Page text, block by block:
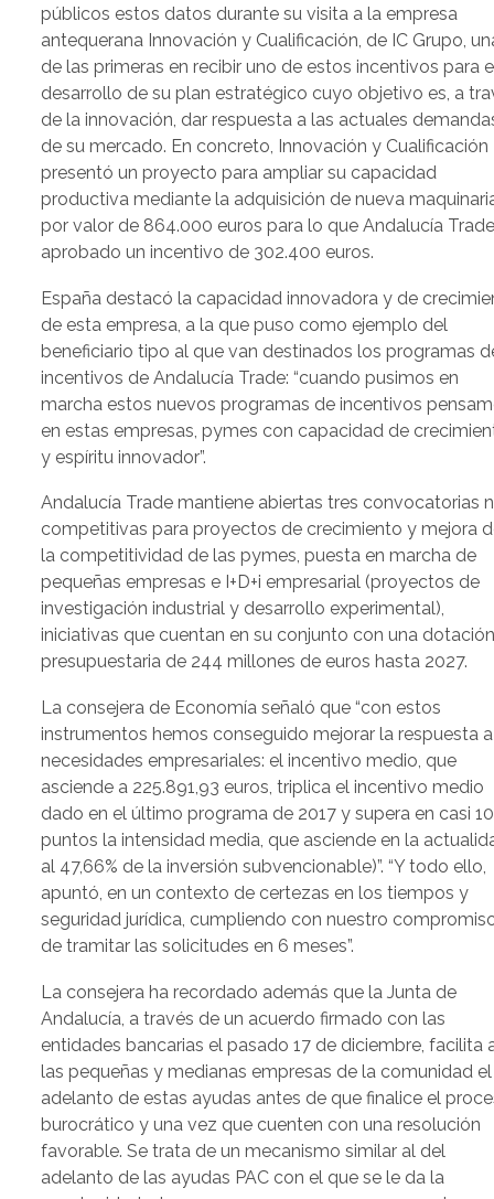
públicos estos datos durante su visita a la empresa
antequerana Innovación y Cualificación, de IC Grupo,
de las primeras en recibir uno de estos incentivos para
desarrollo de su plan estratégico cuyo objetivo es, a
de la innovación, dar respuesta a las actuales
de su mercado. En concreto, Innovación y Cualificación
presentó un proyecto para ampliar su capacidad
productiva mediante la adquisición de nueva
por valor de 864.000 euros para lo que Andalucía
aprobado un incentivo de 302.400 euros.
España destacó la capacidad innovadora y de
de esta empresa, a la que puso como ejemplo del
beneficiario tipo al que van destinados los programas
incentivos de Andalucía Trade: “cuando pusimos en
marcha estos nuevos programas de incentivos
en estas empresas, pymes con capacidad de
y espíritu innovador”.
Andalucía Trade mantiene abiertas tres convocatorias
competitivas para proyectos de crecimiento y mejora
la competitividad de las pymes, puesta en marcha de
pequeñas empresas e I+D+i empresarial (proyectos de
investigación industrial y desarrollo experimental),
iniciativas que cuentan en su conjunto con una
presupuestaria de 244 millones de euros hasta 2027.
La consejera de Economía señaló que “con estos
instrumentos hemos conseguido mejorar la respuesta
necesidades empresariales: el incentivo medio, que
asciende a 225.891,93 euros, triplica el incentivo medio
dado en el último programa de 2017 y supera en casi 10
puntos la intensidad media, que asciende en la
al 47,66% de la inversión subvencionable)”. “Y todo ello,
apuntó, en un contexto de certezas en los tiempos y
seguridad jurídica, cumpliendo con nuestro
de tramitar las solicitudes en 6 meses”.
La consejera ha recordado además que la Junta de
Andalucía, a través de un acuerdo firmado con las
entidades bancarias el pasado 17 de diciembre, facilita
las pequeñas y medianas empresas de la comunidad el
adelanto de estas ayudas antes de que finalice el
burocrático y una vez que cuenten con una resolución
favorable. Se trata de un mecanismo similar al del
adelanto de las ayudas PAC con el que se le da la